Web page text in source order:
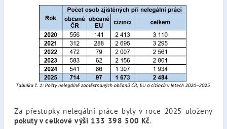
Za přestupky nelegální práce byly v roce 2025 uloženy
pokuty v celkové výši 133 398 500 Kč.